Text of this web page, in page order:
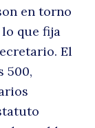
en torno
que fija
El
500,